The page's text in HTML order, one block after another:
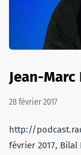
Jean-
28 février 2017
http://
février 2017,